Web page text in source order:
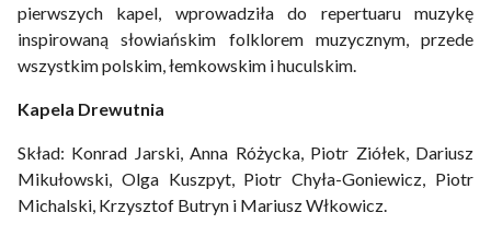
pierwszych kapel, wprowadziła do repertuaru muzykę
inspirowaną słowiańskim folklorem muzycznym, przede
wszystkim polskim, łemkowskim i huculskim.
Kapela Drewutnia
Skład: Konrad Jarski, Anna Różycka, Piotr Ziółek, Dariusz
Mikułowski, Olga Kuszpyt, Piotr Chyła-Goniewicz, Piotr
Michalski, Krzysztof Butryn i Mariusz Włkowicz.